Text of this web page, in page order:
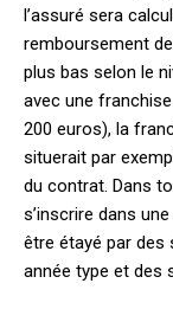
l’assuré sera
remboursement
plus bas selon le
avec une
200 euros), la
situerait par
du contrat. Dans
s’inscrire dans
être étayé par
année type et des